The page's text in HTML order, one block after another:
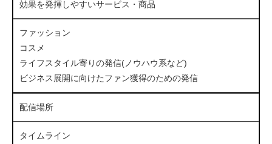
効果を発揮しやすいサービス・商品
ファッション
コスメ
ライフスタイル寄りの発信(ノウハウ系など)
ビジネス展開に向けたファン獲得のための発信
配信場所
タイムライン